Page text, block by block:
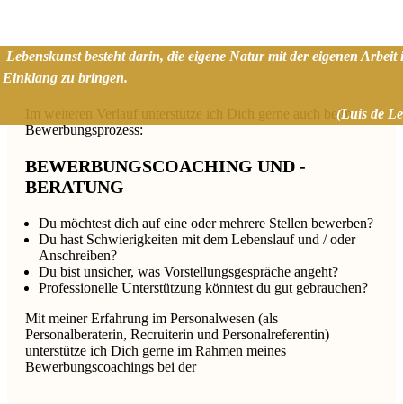
Lebenskunst besteht darin, die eigene Natur mit der eigenen Arbeit
Einklang zu bringen.
(Luis de
Im weiteren Verlauf unterstütze ich Dich gerne auch beim
Bewerbungsprozess:
BEWERBUNGSCOACHING UND -
BERATUNG
Du möchtest dich auf eine oder mehrere Stellen bewerben?
Du hast Schwierigkeiten mit dem Lebenslauf und / oder
Anschreiben?
Du bist unsicher, was Vorstellungsgespräche angeht?
Professionelle Unterstützung könntest du gut gebrauchen?
Mit meiner Erfahrung im Personalwesen (als
Personalberaterin, Recruiterin und Personalreferentin)
unterstütze ich Dich gerne im Rahmen meines
Bewerbungscoachings bei der